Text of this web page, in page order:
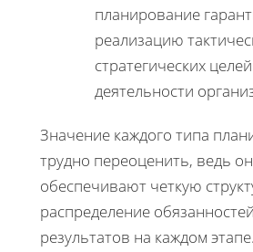
планирование
реализацию
стратегических
деятельности
Значение каждого типа
трудно переоценить, ведь
обеспечивают четкую
распределение
результатов на каждом